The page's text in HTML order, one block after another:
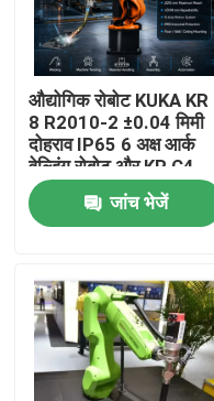
उत्पाद
वीडियो
औद्योगिक रोबोट KUKA KR
8 R2010-2 ±0.04 मिमी
दोहराव IP65 6 अक्ष आर्क
वेल्डिंग रोबोट और KR C4
KR C5 KR C5-2 नियंत्रण
कैबिनेट
जांच भेजें